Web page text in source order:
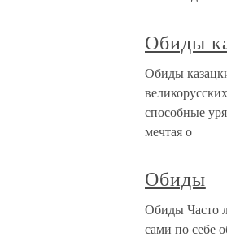
Обиды
Обиды
способные
мечтая о
Обиды
Обиды Часто
сами по себе